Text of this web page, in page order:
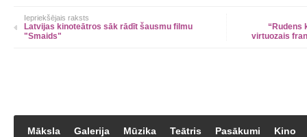
Iepriekšējais raksts
Latvijas kinoteātros sāk rādīt šausmu filmu
"Smaids"
“Rudens
virtuozais
Māksla Galerija Mūzika Teātris Pasākumi Kino